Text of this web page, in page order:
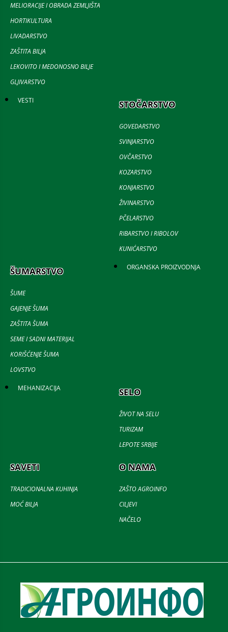
MELIORACIJE I OBRADA ZEMLJIŠTA
HORTIKULTURA
LIVADARSTVO
ZAŠTITA BILJA
LEKOVITO I MEDONOSNO BILJE
GLJIVARSTVO
VESTI STOČARSTVO
GOVEDARSTVO
SVINJARSTVO
OVČARSTVO
KOZARSTVO
KONJARSTVO
ŽIVINARSTVO
PČELARSTVO
RIBARSTVO I RIBOLOV
KUNIĆARSTVO
ŠUMARSTVO
ŠUME
GAJENJE ŠUMA
ZAŠTITA ŠUMA
SEME I SADNI MATERIJAL
KORIŠĆENJE ŠUMA
LOVSTVO
ORGANSKA PROIZVODNJA
MEHANIZACIJA SELO
ŽIVOT NA SELU
TURIZAM
LEPOTE SRBIJE
SAVETI
TRADICIONALNA KUHINJA
MOĆ BILJA
O NAMA
ZAŠTO AGROINFO
CILJEVI
NAČELO